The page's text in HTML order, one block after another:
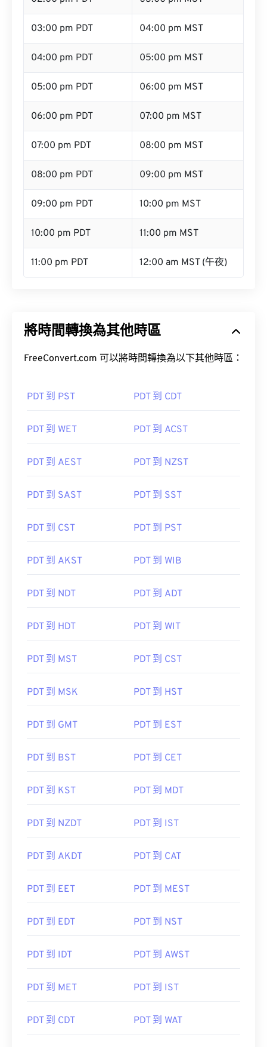
03:00 pm PDT 04:00 pm MST
04:00 pm PDT 05:00 pm MST
05:00 pm PDT 06:00 pm MST
06:00 pm PDT 07:00 pm MST
07:00 pm PDT 08:00 pm MST
08:00 pm PDT 09:00 pm MST
09:00 pm PDT 10:00 pm MST
10:00 pm PDT 11:00 pm MST
11:00 pm PDT 12:00 am MST (午夜)
將時間轉換為其他時區
FreeConvert.com 可以將時間轉換為以下其他時區：
PDT 到 PST PDT 到 CDT
PDT 到 WET PDT 到 ACST
PDT 到 AEST PDT 到 NZST
PDT 到 SAST PDT 到 SST
PDT 到 CST PDT 到 PST
PDT 到 AKST PDT 到 WIB
PDT 到 NDT PDT 到 ADT
PDT 到 HDT PDT 到 WIT
PDT 到 MST PDT 到 CST
PDT 到 MSK PDT 到 HST
PDT 到 GMT PDT 到 EST
PDT 到 BST PDT 到 CET
PDT 到 KST PDT 到 MDT
PDT 到 NZDT PDT 到 IST
PDT 到 AKDT PDT 到 CAT
PDT 到 EET PDT 到 MEST
PDT 到 EDT PDT 到 NST
PDT 到 IDT PDT 到 AWST
PDT 到 MET PDT 到 IST
PDT 到 CDT PDT 到 WAT